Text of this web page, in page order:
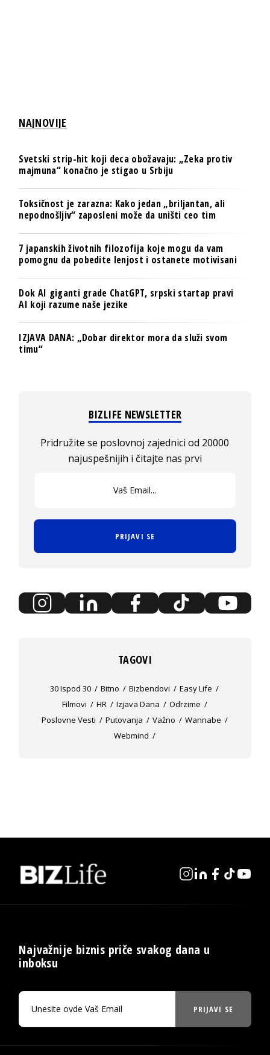
NAJNOVIJE
Svetski strip-hit koji deca obožavaju: „Zeka protiv
majmuna“ konačno je stigao u Srbiju
Toksičnost je zarazna: Kako jedan „briljantan, ali
nepodnošljiv“ zaposleni može da uništi ceo tim
7 japanskih životnih filozofija koje mogu da vam
pomognu da pobedite lenjost i ostanete motivisani
Dok AI giganti grade ChatGPT, srpski startap pravi
AI koji razume naše jezike
IZJAVA DANA: „Dobar direktor mora da služi svom
timu“
BIZLIFE NEWSLETTER
Pridružite se poslovnoj zajednici od 20000
najuspešnijih i čitajte nas prvi
PRIJAVI SE
TAGOVI
30 Ispod 30 Bitno Bizbendovi
Easy Life
Filmovi
HR Izjava Dana
Odrzime
Poslovne Vesti
Putovanja Važno
Wannabe
Webmind
Najvažnije biznis priče svakog dana u
inboksu
PRIJAVI SE